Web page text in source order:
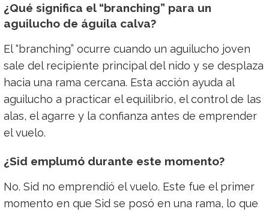
¿Qué significa el “branching” para un
aguilucho de águila calva?
El “branching” ocurre cuando un aguilucho joven
sale del recipiente principal del nido y se desplaza
hacia una rama cercana. Esta acción ayuda al
aguilucho a practicar el equilibrio, el control de las
alas, el agarre y la confianza antes de emprender
el vuelo.
¿Sid emplumó durante este momento?
No. Sid no emprendió el vuelo. Este fue el primer
momento en que Sid se posó en una rama, lo que